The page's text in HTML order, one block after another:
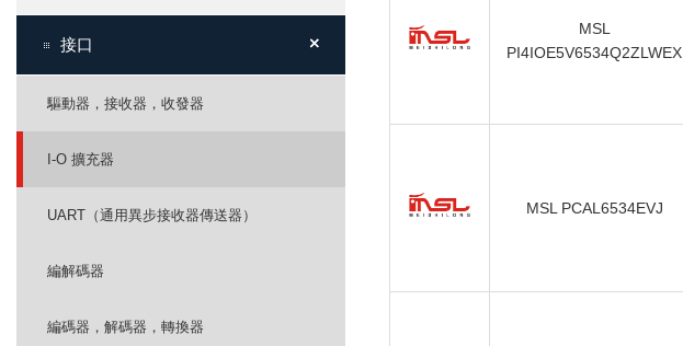
接口 +
+
驅動器，接收器，收發器
I-O 擴充器
UART（通用異步接收器傳送器）
編解碼器
編碼器，解碼器，轉換器
MSL
PI4IOE5V6534Q2ZLWEX
MSL PCAL6534EVJ